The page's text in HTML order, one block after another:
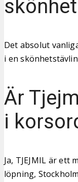
Det absolut
i en
Är
i
Ja, TJEJMIL är
löpning,